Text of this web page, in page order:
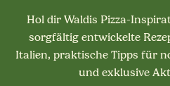
Hol dir Waldis Pizza-
sorgfältig entwickelte
Italien, praktische Tipps für
und exklusive